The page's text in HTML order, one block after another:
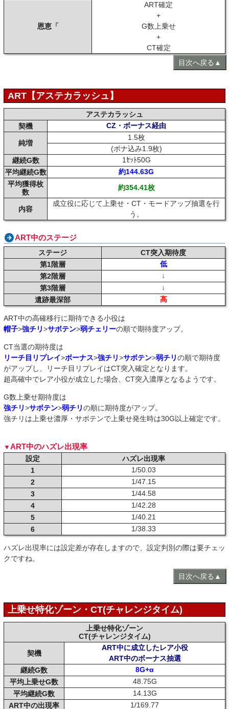
恩恵「
ART確定
+
G数上乗せ
+
CT確定
目次へ戻る▲
ART【アステカラッシュ】
アステカラッシュ
契機
CZ・ボーナス経由
純増
1.5枚
(ボナ込み1.9枚)
継続G数
1ｾｯﾄ50G
平均継続G数
約144.63G
平均獲得枚
数
約354.41枚
内容
成立役に応じて上乗せ・CT・モードアップ抽選を行
う。
ART中のステージ
ステージ
CT突入期待度
第1階層
低
第2階層
↓
第3階層
↓
遺跡最深部
高
ART中の高確移行に期待できる小役は
帽子>強チリ>サボテン>弱チェリーの順で期待度アップ。
CT当選の期待度は
リーチ目リプレイ>ボーナス>強チリ>サボテン>弱チリの順で期待度
がアップし、リーチ目リプレイはCT突入確定となります。
超高確中でレア小役が成立した場合、CT突入濃厚となるようです。
G数上乗せ期待度は
強チリ>サボテン>弱チリの順に期待度がアップ。
強チリは上乗せ濃厚・サボテンで上乗せ発生時は30G以上確定です。
ART中のハズレ出現率
設定
ハズレ出現率
1
1/50.03
2
1/47.15
3
1/44.58
4
1/42.28
5
1/40.21
6
1/38.33
ハズレ出現率には設定差が存在しますので、設定判別の際は要チェッ
クですね。
目次へ戻る▲
上乗せ特化ゾーン・CT(チャレンジタイム)
上乗せ特化ゾーン
CT(チャレンジタイム)
契機
ART中に成立したレア小役
ART中のボーナス抽選
継続G数
8G+α
平均上乗せG数
48.75G
平均継続G数
14.13G
ART中の出現率
1/169.77